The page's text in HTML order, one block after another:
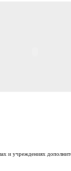
и учреждениях